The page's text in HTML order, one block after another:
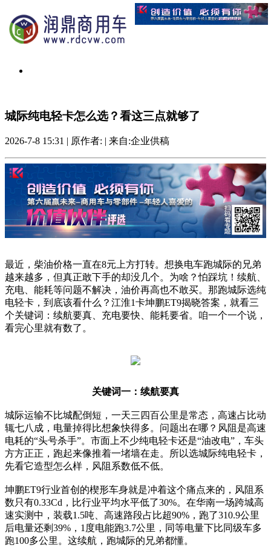
城际纯电轻卡怎么选？看这三点就够了
2026-7-8 15:31 | 原作者: | 来自:企业供稿
最近，柴油价格一直在8元上方打转。想换电车跑城际的兄弟
越来越多，但真正敢下手的却没几个。为啥？怕踩坑！续航、
充电、能耗等问题不解决，油价再高也不敢买。那跑城际选纯
电轻卡，到底该看什么？江淮1卡坤鹏ET9揭晓答案，就看三
个关键词：续航要真、充电要快、能耗要省。咱一个一个说，
看完心里就有数了。
关键词一：续航要真
城际运输不比城配倒短，一天三四百公里是常态，高速占比动
辄七八成，电量掉得比想象快得多。问题出在哪？风阻是高速
电耗的“头号杀手”。市面上不少纯电轻卡还是“油改电”，车头
方方正正，跑起来像推着一堵墙在走。所以选城际纯电轻卡，
先看它造型怎么样，风阻系数低不低。
坤鹏ET9行业首创的楔形车身就是冲着这个痛点来的，风阻系
数只有0.33Cd，比行业平均水平低了30%。在华南一场跨城高
速实测中，装载1.5吨、高速路段占比超90%，跑了310.9公里
后电量还剩39%，1度电能跑3.7公里，同等电量下比同级车多
跑100多公里。这续航，跑城际的兄弟都懂。